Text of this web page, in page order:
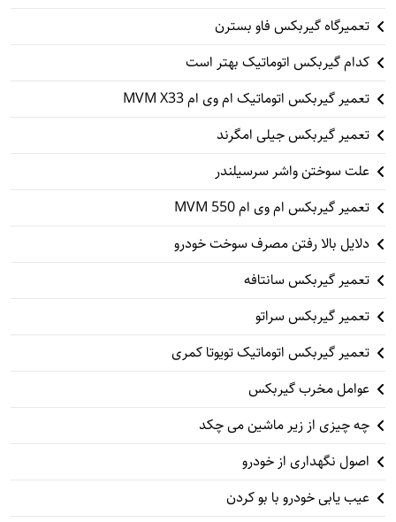
تعمیرگاه گیربکس فاو بسترن
کدام گیربکس اتوماتیک بهتر است
تعمیر گیربکس اتوماتیک ام وی ام MVM X33
تعمیر گیربکس جیلی امگرند
علت سوختن واشر سرسیلندر
تعمیر گیربکس ام وی ام 550 MVM
دلایل بالا رفتن مصرف سوخت خودرو
تعمیر گیربکس سانتافه
تعمیر گیربکس سراتو
تعمیر گیربکس اتوماتیک تویوتا کمری
عوامل مخرب گیربکس
چه چیزی از زیر ماشین می چکد
اصول نگهداری از خودرو
عیب یابی خودرو با بو کردن